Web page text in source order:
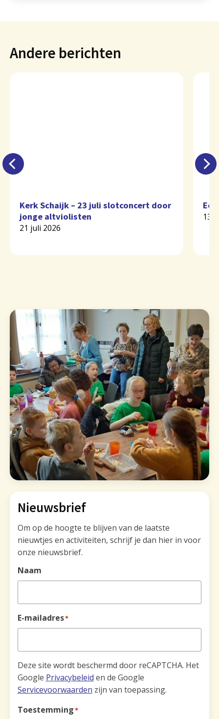
Andere berichten
Kerk Schaijk – 23 juli slotconcert door
jonge altviolisten
21 juli 2026
13
Nieuwsbrief
Om op de hoogte te blijven van de laatste
nieuwtjes en activiteiten, schrijf je dan hier in voor
onze nieuwsbrief.
Naam
E-mailadres*
Deze site wordt beschermd door reCAPTCHA. Het
Google Privacybeleid en de Google
Servicevoorwaarden zijn van toepassing.
Toestemming*